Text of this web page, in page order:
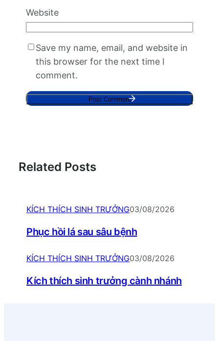
Website
Save my name, email, and website in
this browser for the next time I
comment.
Related Posts
KÍCH THÍCH SINH TRƯỞNG03/08/2026
Phục hồi lá sau sâu bệnh
KÍCH THÍCH SINH TRƯỞNG03/08/2026
Kích thích sinh trưởng cành nhánh